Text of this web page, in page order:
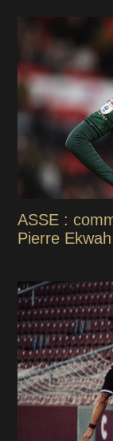
ASSE :
Pierre Ekwah